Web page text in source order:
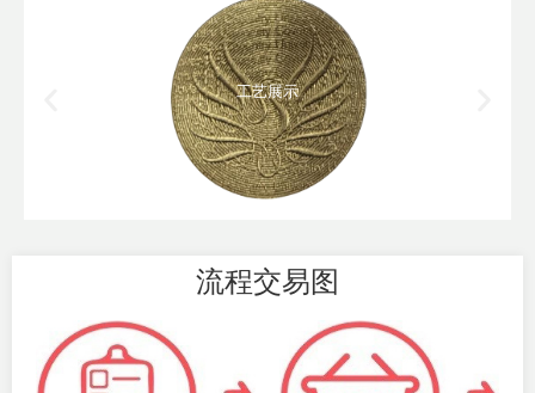
工艺展示
流程交易图